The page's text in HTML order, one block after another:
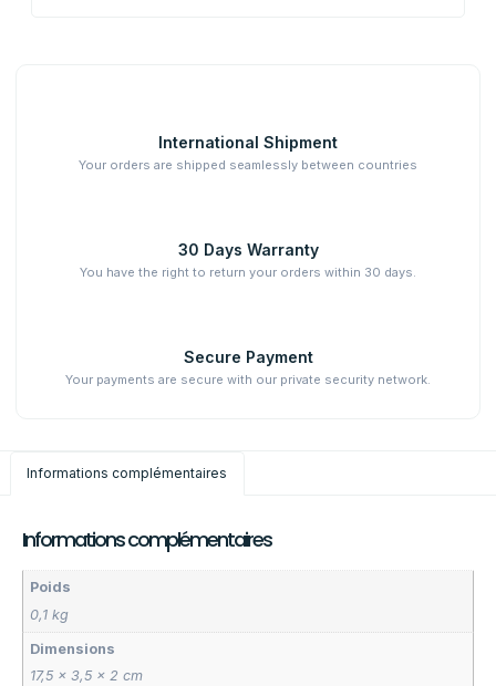
International Shipment
Your orders are shipped seamlessly between countries
30 Days Warranty
You have the right to return your orders within 30 days.
Secure Payment
Your payments are secure with our private security network.
Informations complémentaires
Informations complémentaires
Poids
0,1 kg
Dimensions
17,5 × 3,5 × 2 cm